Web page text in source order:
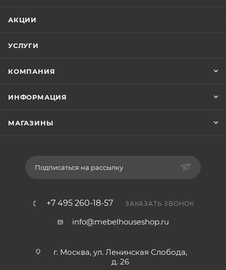
АКЦИИ
УСЛУГИ
КОМПАНИЯ
ИНФОРМАЦИЯ
МАГАЗИНЫ
Подписаться на рассылку
+7 495 260-18-57 ЗАКАЗАТЬ ЗВОНОК
info@mebelhouseshop.ru
г. Москва, ул. Ленинская Слобода,
д. 26